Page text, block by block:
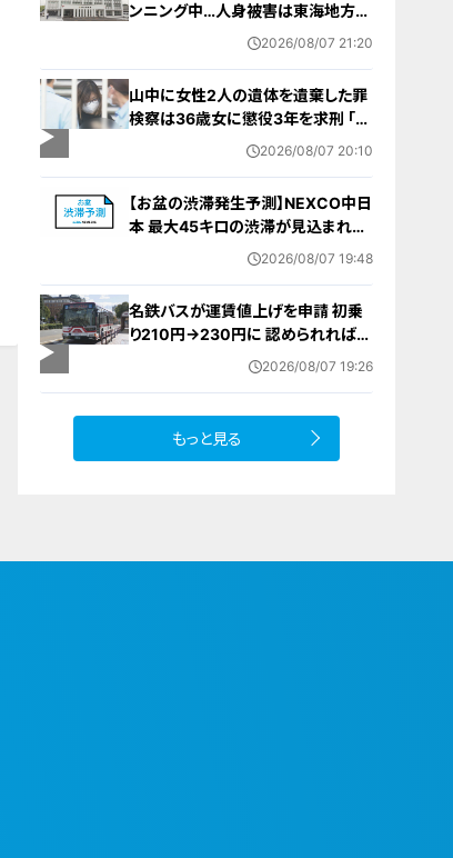
ンニング中…人身被害は東海地方で
今シーズン初めて 岐阜県高山市
2026/08/07 21:20
山中に女性2人の遺体を遺棄した罪
検察は36歳女に懲役3年を求刑 ｢遺
棄時に近くに居続けたこと自体が重
2026/08/07 20:10
【お盆の渋滞発生予測】NEXCO中日
本 最大45キロの渋滞が見込まれる
区間も… 中央道・東名・新東名・東名
2026/08/07 19:48
名鉄バスが運賃値上げを申請 初乗
り210円→230円に 認められれば
12月から全路線で平均1割程度の値
2026/08/07 19:26
もっと見る